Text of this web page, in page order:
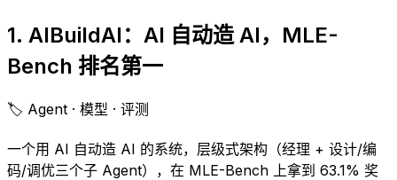
1. AIBuildAI：AI 自动造 AI，MLE-
Bench 排名第一
🏷️ Agent · 模型 · 评测
一个用 AI 自动造 AI 的系统，层级式架构（经理 + 设计/编
码/调优三个子 Agent），在 MLE-Bench 上拿到 63.1% 奖